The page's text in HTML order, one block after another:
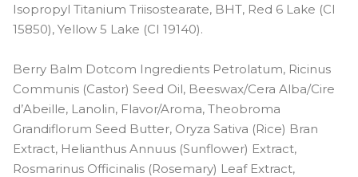
Isopropyl Titanium Triisostearate, BHT, Red 6 Lake (CI
15850), Yellow 5 Lake (CI 19140).
Berry Balm Dotcom Ingredients Petrolatum, Ricinus
Communis (Castor) Seed Oil, Beeswax/Cera Alba/Cire
d’Abeille, Lanolin, Flavor/Aroma, Theobroma
Grandiflorum Seed Butter, Oryza Sativa (Rice) Bran
Extract, Helianthus Annuus (Sunflower) Extract,
Rosmarinus Officinalis (Rosemary) Leaf Extract,